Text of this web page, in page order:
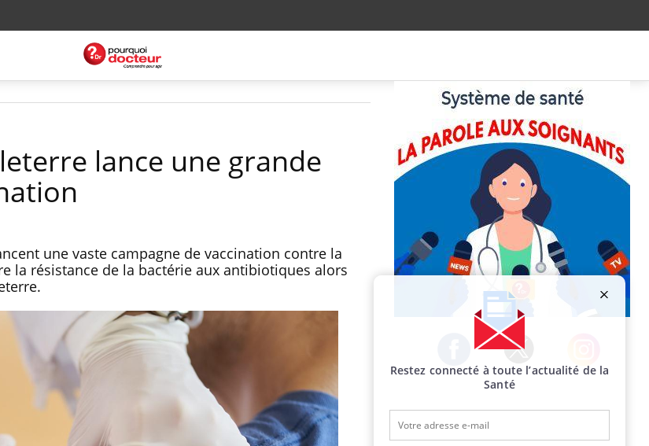
lance une grande
une vaste campagne de vaccination contre la
la résistance de la bactérie aux antibiotiques alors
Facebook Twitter Instagram
Restez connecté à toute l’actualité de la
Santé